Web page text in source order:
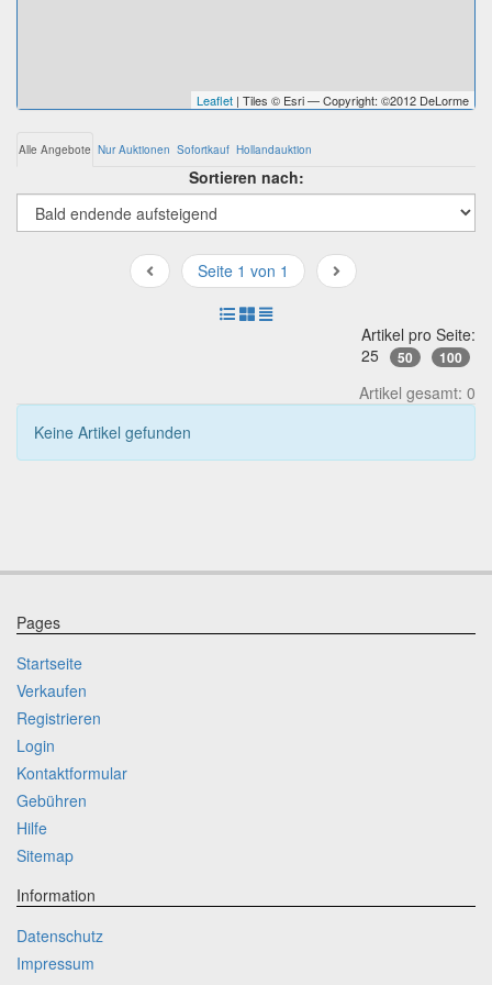
Leaflet | Tiles © Esri — Copyright: ©2012 DeLorme
Alle Angebote Nur Auktionen Sofortkauf Hollandauktion
Sortieren nach:
Seite 1 von 1
Artikel pro Seite:
25
50 100
Artikel gesamt: 0
Keine Artikel gefunden
Pages
Startseite
Verkaufen
Registrieren
Login
Kontaktformular
Gebühren
Hilfe
Sitemap
Information
Datenschutz
Impressum